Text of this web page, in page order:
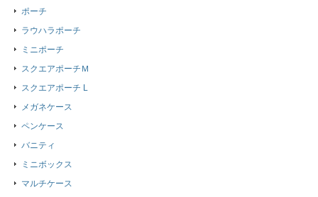
ポーチ
ラウハラポーチ
ミニポーチ
スクエアポーチＭ
スクエアポーチ L
メガネケース
ペンケース
バニティ
ミニボックス
マルチケース